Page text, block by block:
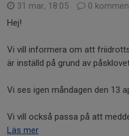
31 mar, 18:05
0
Hej!
Vi vill informera om att
är inställd på grund av
Vi ses igen måndagen den 13
Vi vill också passa på att
Läs mer